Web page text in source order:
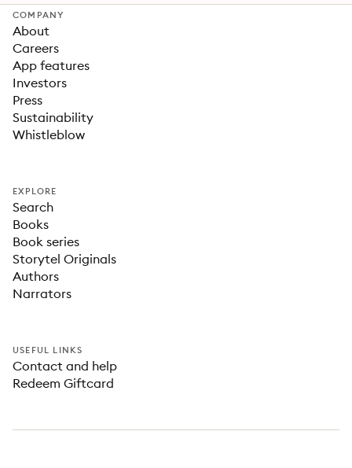
COMPANY
About
Careers
App features
Investors
Press
Sustainability
Whistleblow
EXPLORE
Search
Books
Book series
Storytel Originals
Authors
Narrators
USEFUL LINKS
Contact and help
Redeem Giftcard